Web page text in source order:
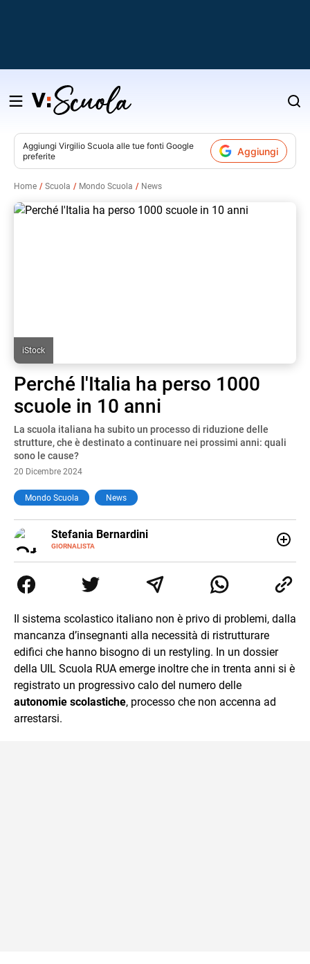
Salta
contenuto
Aggiungi Virgilio Scuola alle tue fonti Google
preferite
Aggiungi
Home Scuola Mondo Scuola News
iStock
Perché l'Italia ha perso 1000
scuole in 10 anni
La scuola italiana ha subito un processo di riduzione delle
strutture, che è destinato a continuare nei prossimi anni: quali
sono le cause?
20 Dicembre 2024
Mondo Scuola News
Stefania Bernardini
GIORNALISTA
E-
MAIL
Tv di cronaca, politica, scuola, economia e spettacolo. Ha
esperienze nella redazione di testate giornalistiche online
Il sistema scolastico italiano non è privo di problemi, dalla
mancanza d’insegnanti alla necessità di ristrutturare
edifici che hanno bisogno di un restyling. In un dossier
della UIL Scuola RUA emerge inoltre che in trenta anni si è
registrato un progressivo calo del numero delle
autonomie scolastiche, processo che non accenna ad
arrestarsi.